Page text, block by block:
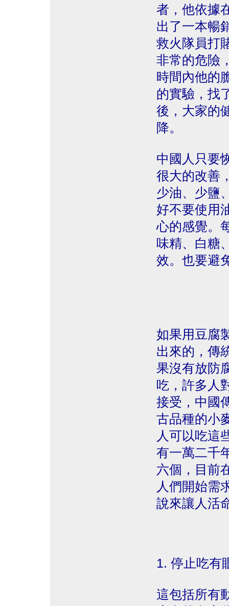
者，他依據
出了一本暢
救火隊員打
非常的危險
時間內他的
的實驗，找
後，大家的
降。
中國人只要
很大的改善
少油、少鹽
好不要使用
心的感覺。
味精、白糖
效。也要避
如果用豆腐
出來的，傳
果沒有放防
吃，許多人
接受，中國
古品種的小
人可以吃這
有一萬二千
六個，目前
人們開始需
說來讓人活
1. 停止吃有
這包括所有